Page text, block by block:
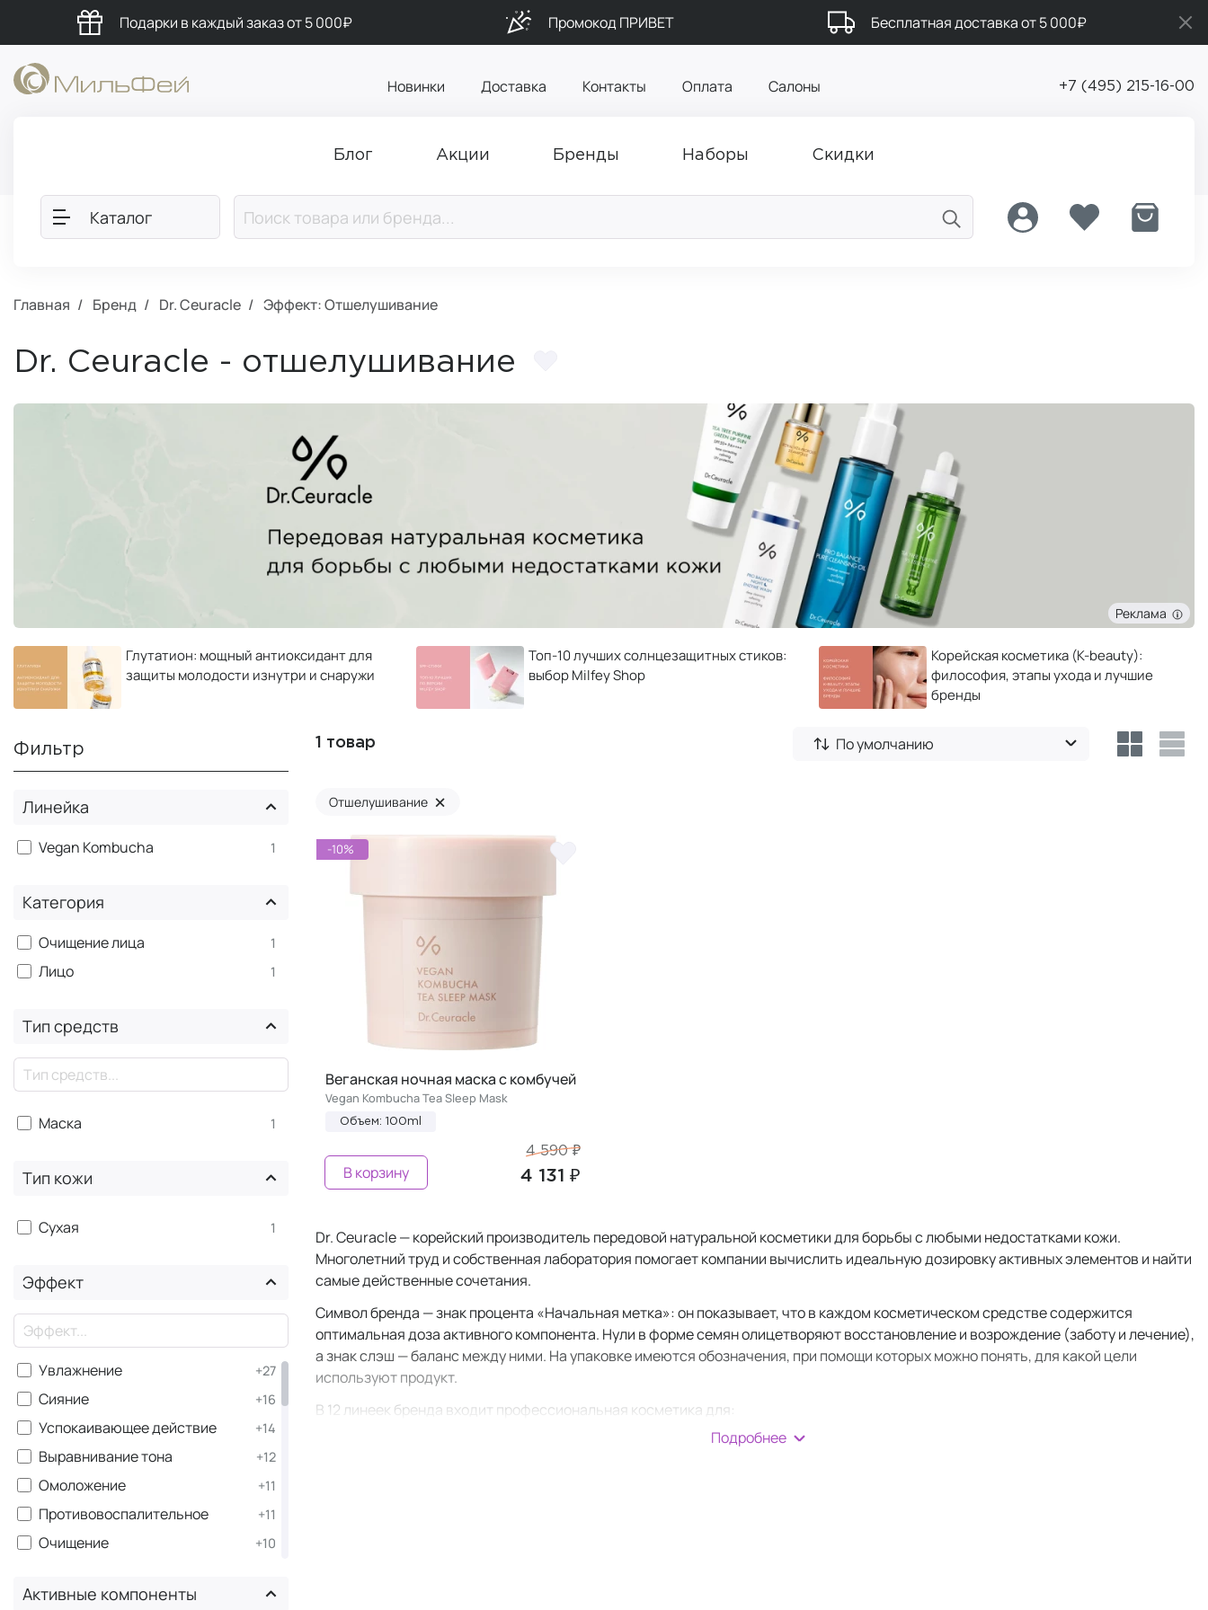
Подарки в каждый заказ от 5 000₽ Промокод ПРИВЕТ Бесплатная доставка от 5 000₽
Новинки Доставка Контакты Оплата Салоны +7 (495) 215-16-00
Блог Акции Бренды Наборы Скидки
Каталог
Главная Бренд Dr. Ceuracle Эффект: Отшелушивание
Dr. Ceuracle - отшелушивание
Реклама
Глутатион: мощный антиоксидант для
защиты молодости изнутри и снаружи
Топ-10 лучших солнцезащитных стиков:
выбор Milfey Shop
Корейская косметика (K-beauty):
философия, этапы ухода и лучшие
бренды
Фильтр
Линейка
Vegan Kombucha 1
Категория
Очищение лица 1
Лицо 1
Тип средств
Маска 1
Тип кожи
Сухая 1
Эффект
Увлажнение +27
Сияние +16
Успокаивающее действие +14
Выравнивание тона +12
Омоложение +11
Противовоспалительное +11
Очищение +10
Защита от солнца SPF +7
Активные компоненты
1 товар По умолчанию
Отшелушивание ×
-10%
Веганская ночная маска с комбучей
Vegan Kombucha Tea Sleep Mask
Объем: 100ml
4 590 ₽
4 131 ₽
В корзину
Dr. Ceuracle — корейский производитель передовой натуральной косметики для борьбы с любыми недостатками кожи.
Многолетний труд и собственная лаборатория помогает компании вычислить идеальную дозировку активных элементов и найти
самые действенные сочетания.
Символ бренда — знак процента «Начальная метка»: он показывает, что в каждом косметическом средстве содержится
оптимальная доза активного компонента. Нули в форме семян олицетворяют восстановление и возрождение (заботу и лечение),
а знак слэш — баланс между ними. На упаковке имеются обозначения, при помощи которых можно понять, для какой цели
используют продукт.
В 12 линеек бренда входит профессиональная косметика для:
За счет большого содержания пробиотиков сыворотки активно заживляют и укрепляют кожный
Подробнее